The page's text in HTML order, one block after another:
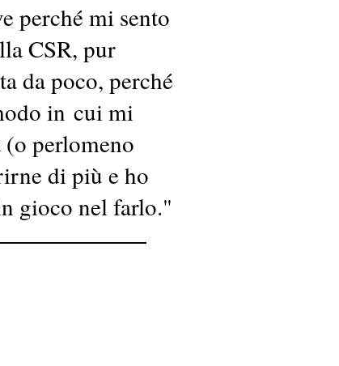
perché mi sento
CSR, pur
da poco, perché
in cui mi
perlomeno
di più e ho
gioco nel farlo."